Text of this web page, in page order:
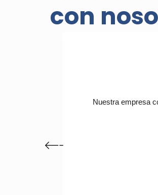
con
Nuestra empresa